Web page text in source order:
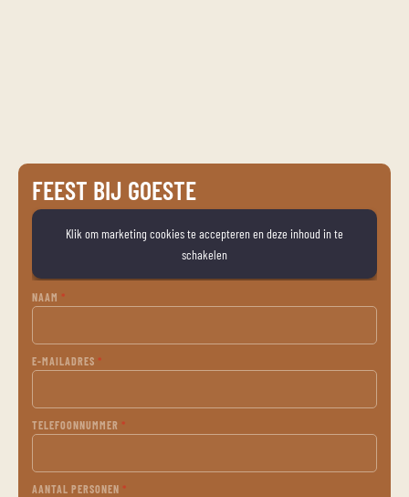
FEEST BIJ GOESTE
Klik om marketing cookies te accepteren en deze inhoud in te
schakelen
NAAM *
E-MAILADRES *
TELEFOONNUMMER *
AANTAL PERSONEN *